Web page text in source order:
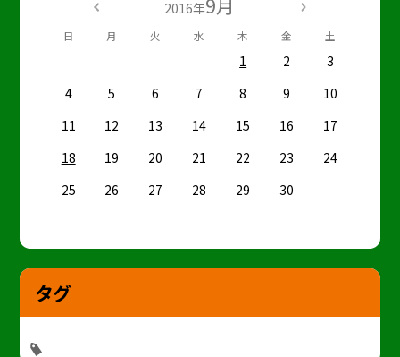
2016年9月
日 月 火 水 木 金 土
1 2
3
4
5 6 7 8 9
10
11
12 13 14 15 16
17
18
19 20 21 22 23
24
25
26 27 28 29 30
タグ